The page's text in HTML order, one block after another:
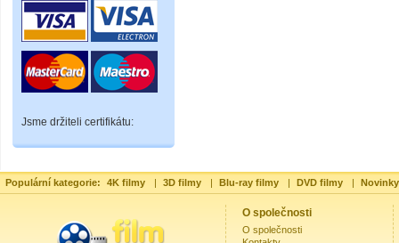
Jsme držiteli certifikátu:
Populární kategorie: 4K filmy | 3D filmy | Blu-ray filmy | DVD filmy |
O společnosti
O společnosti